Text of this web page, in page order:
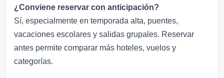
¿Conviene reservar con anticipación?
Sí, especialmente en temporada alta, puentes,
vacaciones escolares y salidas grupales. Reservar
antes permite comparar más hoteles, vuelos y
categorías.